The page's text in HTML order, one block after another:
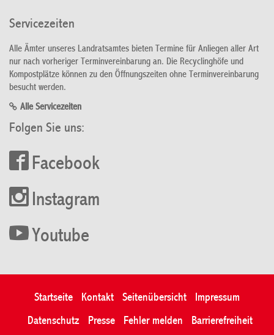
Servicezeiten
Alle Ämter unseres Landratsamtes bieten Termine für Anliegen aller Art
nur nach vorheriger Terminvereinbarung an. Die Recyclinghöfe und
Kompostplätze können zu den Öffnungszeiten ohne Terminvereinbarung
besucht werden.
Alle Servicezeiten
Folgen Sie uns:
Facebook
Instagram
Youtube
Startseite Kontakt Seitenübersicht
Impressum
Datenschutz
Presse Fehler melden Barrierefreiheit